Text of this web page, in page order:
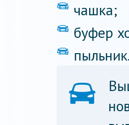
чашка;
буфер
пыльник.